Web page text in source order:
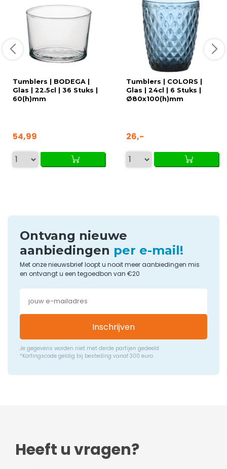
Tumblers | BODEGA |
Glas | 22.5cl | 36 Stuks |
60(h)mm
54,99
Tumblers | COLORS |
Glas | 24cl | 6 Stuks |
Ø80x100(h)mm
26,-
Ontvang nieuwe
aanbiedingen per e-mail!
Met onze nieuwsbrief loopt u nooit meer aanbiedingen mis
en ontvangt u een tegoedbon van €20
Inschrijven
Je gegevens worden niet met derde partijen gedeeld
*Kortingscode geldig bij besteding vanaf 300 euro
Heeft u vragen?